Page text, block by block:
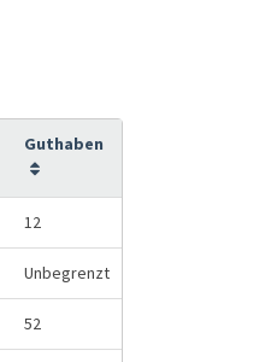
Guthaben
12
Unbegrenzt
52